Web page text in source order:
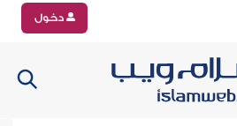
دخول